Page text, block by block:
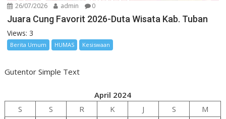
26/07/2026 admin 0
Juara Cung Favorit 2026-Duta Wisata Kab. Tuban
Views: 3
Berita Umum HUMAS Kesiswaan
Gutentor Simple Text
April 2024
S
S R K J S
M